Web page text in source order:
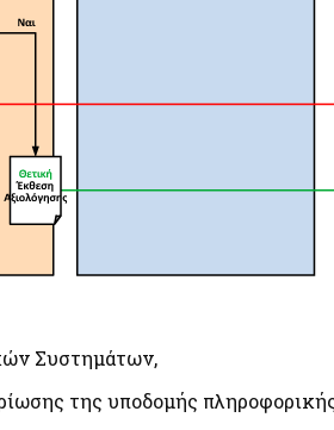
Συστημάτων,
της υποδομής